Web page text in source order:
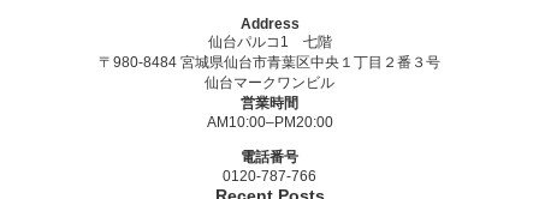
Address
仙台パルコ1 七階
〒980-8484 宮城県仙台市青葉区中央１丁目２番３号
仙台マークワンビル
営業時間
AM10:00–PM20:00
電話番号
0120-787-766
Recent Posts